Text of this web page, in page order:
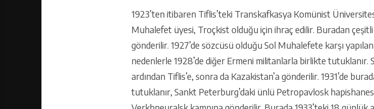
1923’ten itibaren Tiflis’teki Transkafkasya Komünist
Muhalefet üyesi, Troçkist olduğu için ihraç edilir. Buradan
gönderilir. 1927’de sözcüsü olduğu Sol Muhalefete karşı
nedenlerle 1928’de diğer Ermeni militanlarla birlikte tutuklanır.
ardından Tiflis’e, sonra da Kazakistan’a gönderilir. 1931’de
tutuklanır, Sankt Peterburg’daki ünlü Petropavlosk